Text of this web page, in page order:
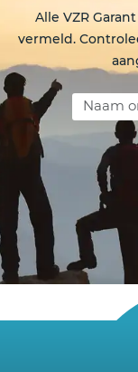
Alle VZR
vermeld.